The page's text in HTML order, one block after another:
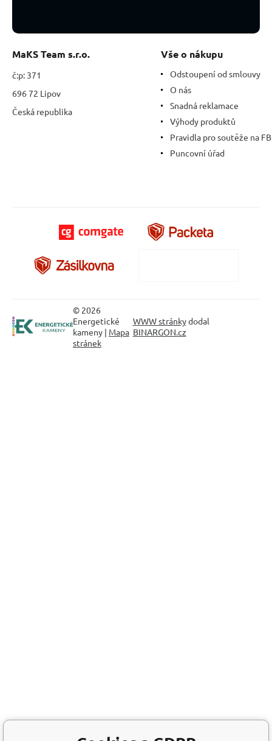
MaKS Team s.r.o.
č:p: 371
696 72 Lipov
Česká republika
Vše o nákupu
Odstoupení od smlouvy
O nás
Snadná reklamace
Výhody produktů
Pravidla pro soutěže na FB
Puncovní úřad
© 2026
Energetické
kameny | Mapa
stránek
WWW stránkydodal
BINARGON.cz